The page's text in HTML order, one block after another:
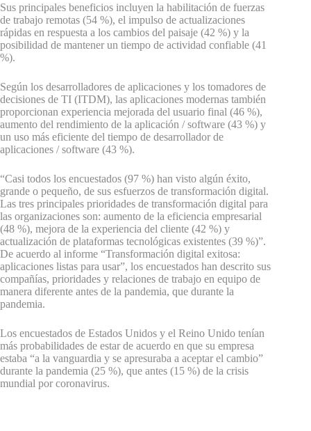
Sus principales beneficios incluyen la habilitación de fuerzas
de trabajo remotas (54 %), el impulso de actualizaciones
rápidas en respuesta a los cambios del paisaje (42 %) y la
posibilidad de mantener un tiempo de actividad confiable (41
%).
Según los desarrolladores de aplicaciones y los tomadores de
decisiones de TI (ITDM), las aplicaciones modernas también
proporcionan experiencia mejorada del usuario final (46 %),
aumento del rendimiento de la aplicación / software (43 %) y
un uso más eficiente del tiempo de desarrollador de
aplicaciones / software (43 %).
“Casi todos los encuestados (97 %) han visto algún éxito,
grande o pequeño, de sus esfuerzos de transformación digital.
Las tres principales prioridades de transformación digital para
las organizaciones son: aumento de la eficiencia empresarial
(48 %), mejora de la experiencia del cliente (42 %) y
actualización de plataformas tecnológicas existentes (39 %)”.
De acuerdo al informe “Transformación digital exitosa:
aplicaciones listas para usar”, los encuestados han descrito sus
compañías, prioridades y relaciones de trabajo en equipo de
manera diferente antes de la pandemia, que durante la
pandemia.
Los encuestados de Estados Unidos y el Reino Unido tenían
más probabilidades de estar de acuerdo en que su empresa
estaba “a la vanguardia y se apresuraba a aceptar el cambio”
durante la pandemia (25 %), que antes (15 %) de la crisis
mundial por coronavirus.